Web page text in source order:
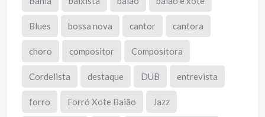
Blues bossa nova cantor cantora
choro compositor Compositora
Cordelista destaque DUB entrevista
forro Forró Xote Baião Jazz